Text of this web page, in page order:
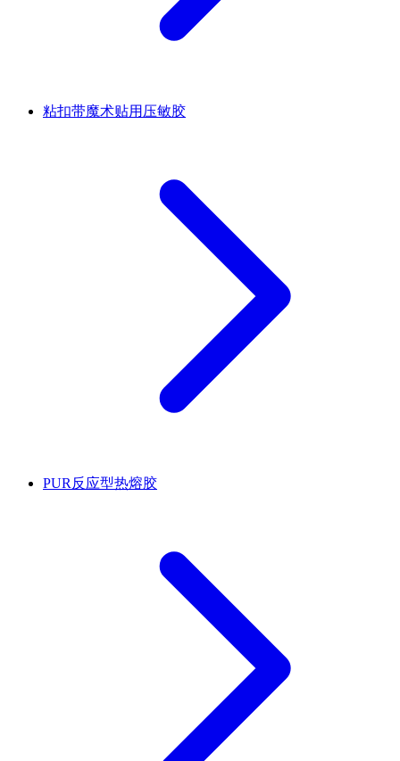
粘扣带魔术贴用压敏胶
PUR反应型热熔胶